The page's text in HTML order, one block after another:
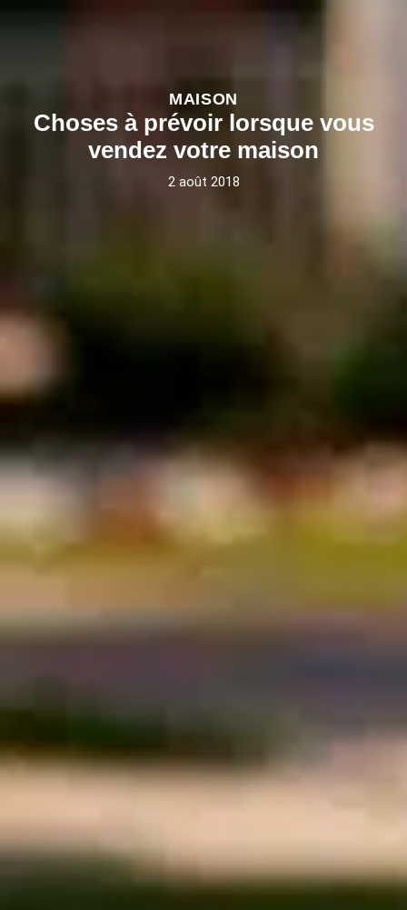
MAISON
Choses à prévoir lorsque vous
vendez votre maison
2 août 2018